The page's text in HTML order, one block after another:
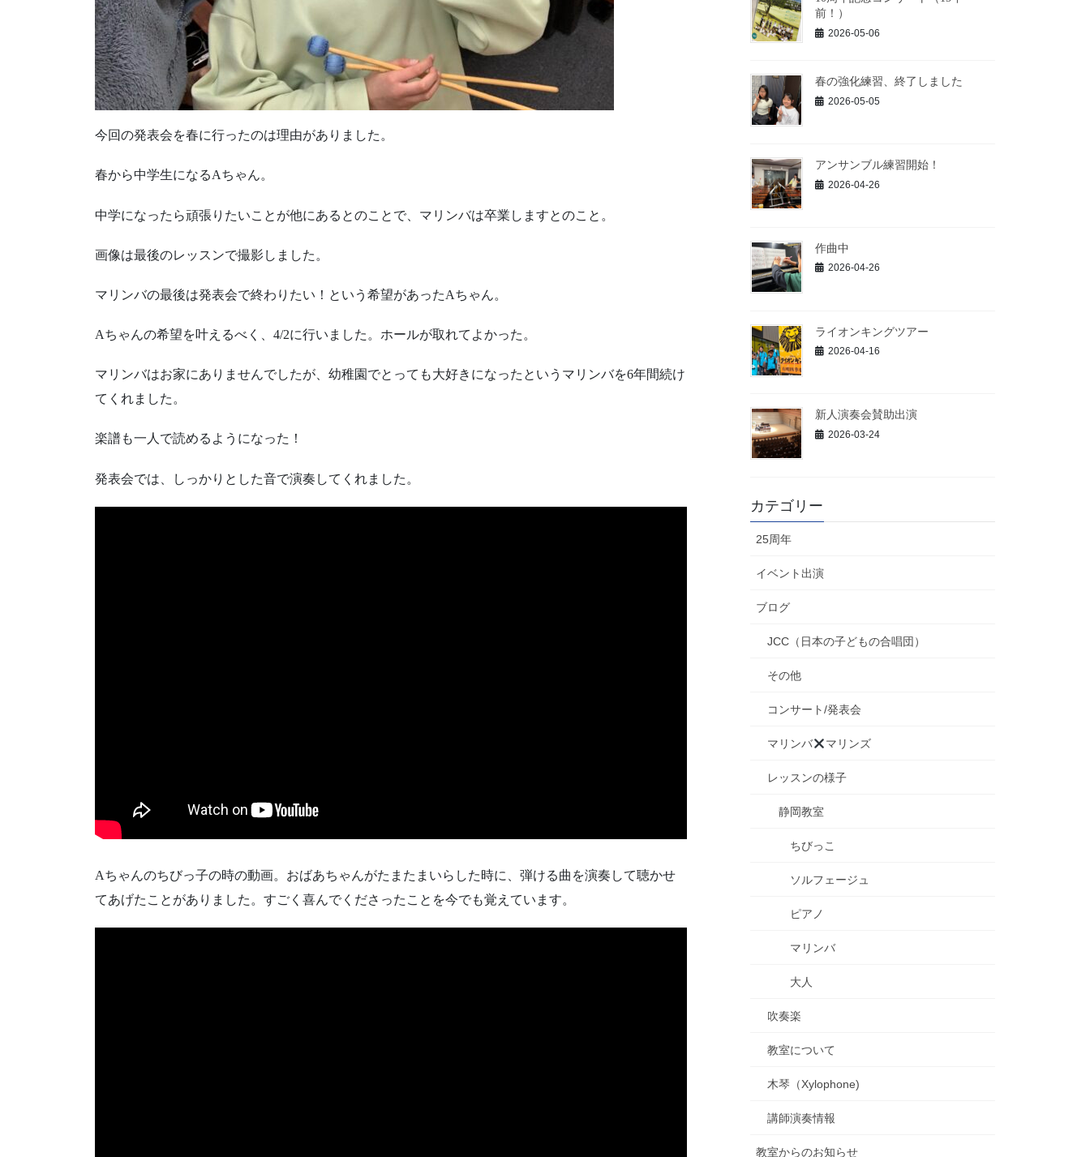
今回の発表会を春に行ったのは理由がありました。
春から中学生になるAちゃん。
中学になったら頑張りたいことが他にあるとのことで、マリンバは卒業しますとのこと。
画像は最後のレッスンで撮影しました。
マリンバの最後は発表会で終わりたい！という希望があったAちゃん。
Aちゃんの希望を叶えるべく、4/2に行いました。ホールが取れてよかった。
マリンバはお家にありませんでしたが、幼稚園でとっても大好きになったというマリンバを6年間続け
てくれました。
楽譜も一人で読めるようになった！
発表会では、しっかりとした音で演奏してくれました。
Aちゃんのちびっ子の時の動画。おばあちゃんがたまたまいらした時に、弾ける曲を演奏して聴かせ
てあげたことがありました。すごく喜んでくださったことを今でも覚えています。
前！）
2026-05-06
春の強化練習、終了しました
2026-05-05
アンサンブル練習開始！
2026-04-26
作曲中
2026-04-26
ライオンキングツアー
2026-04-16
新人演奏会賛助出演
2026-03-24
カテゴリー
25周年
イベント出演
ブログ
JCC（日本の子どもの合唱団）
その他
コンサート/発表会
マリンバ マリンズ
レッスンの様子
静岡教室
ちびっこ
ソルフェージュ
ピアノ
マリンバ
大人
吹奏楽
教室について
木琴（Xylophone)
講師演奏情報
教室からのお知らせ